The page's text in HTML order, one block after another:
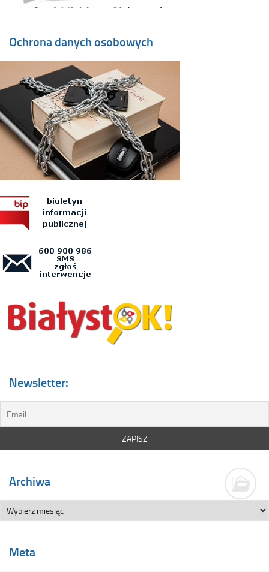
Ochrona danych osobowych
Newsletter:
Archiwa
Meta